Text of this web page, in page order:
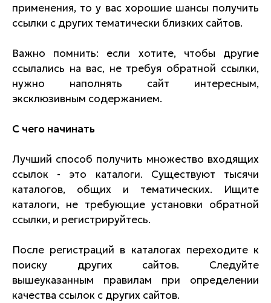
применения, то у вас хорошие шансы получить
ссылки с других тематически близких сайтов.
Важно помнить: если хотите, чтобы другие
ссылались на вас, не требуя обратной ссылки,
нужно наполнять сайт интересным,
эксклюзивным содержанием.
С чего начинать
Лучший способ получить множество входящих
ссылок - это каталоги. Существуют тысячи
каталогов, общих и тематических. Ищите
каталоги, не требующие установки обратной
ссылки, и регистрируйтесь.
После регистраций в каталогах переходите к
поиску других сайтов. Следуйте
вышеуказанным правилам при определении
качества ссылок с других сайтов.